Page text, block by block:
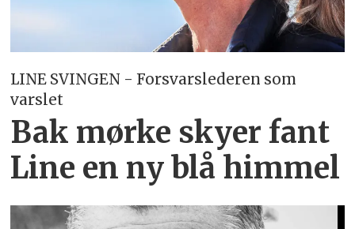
LINE SVINGEN - Forsvarslederen som
varslet
Bak mørke skyer fant
Line en ny blå himmel